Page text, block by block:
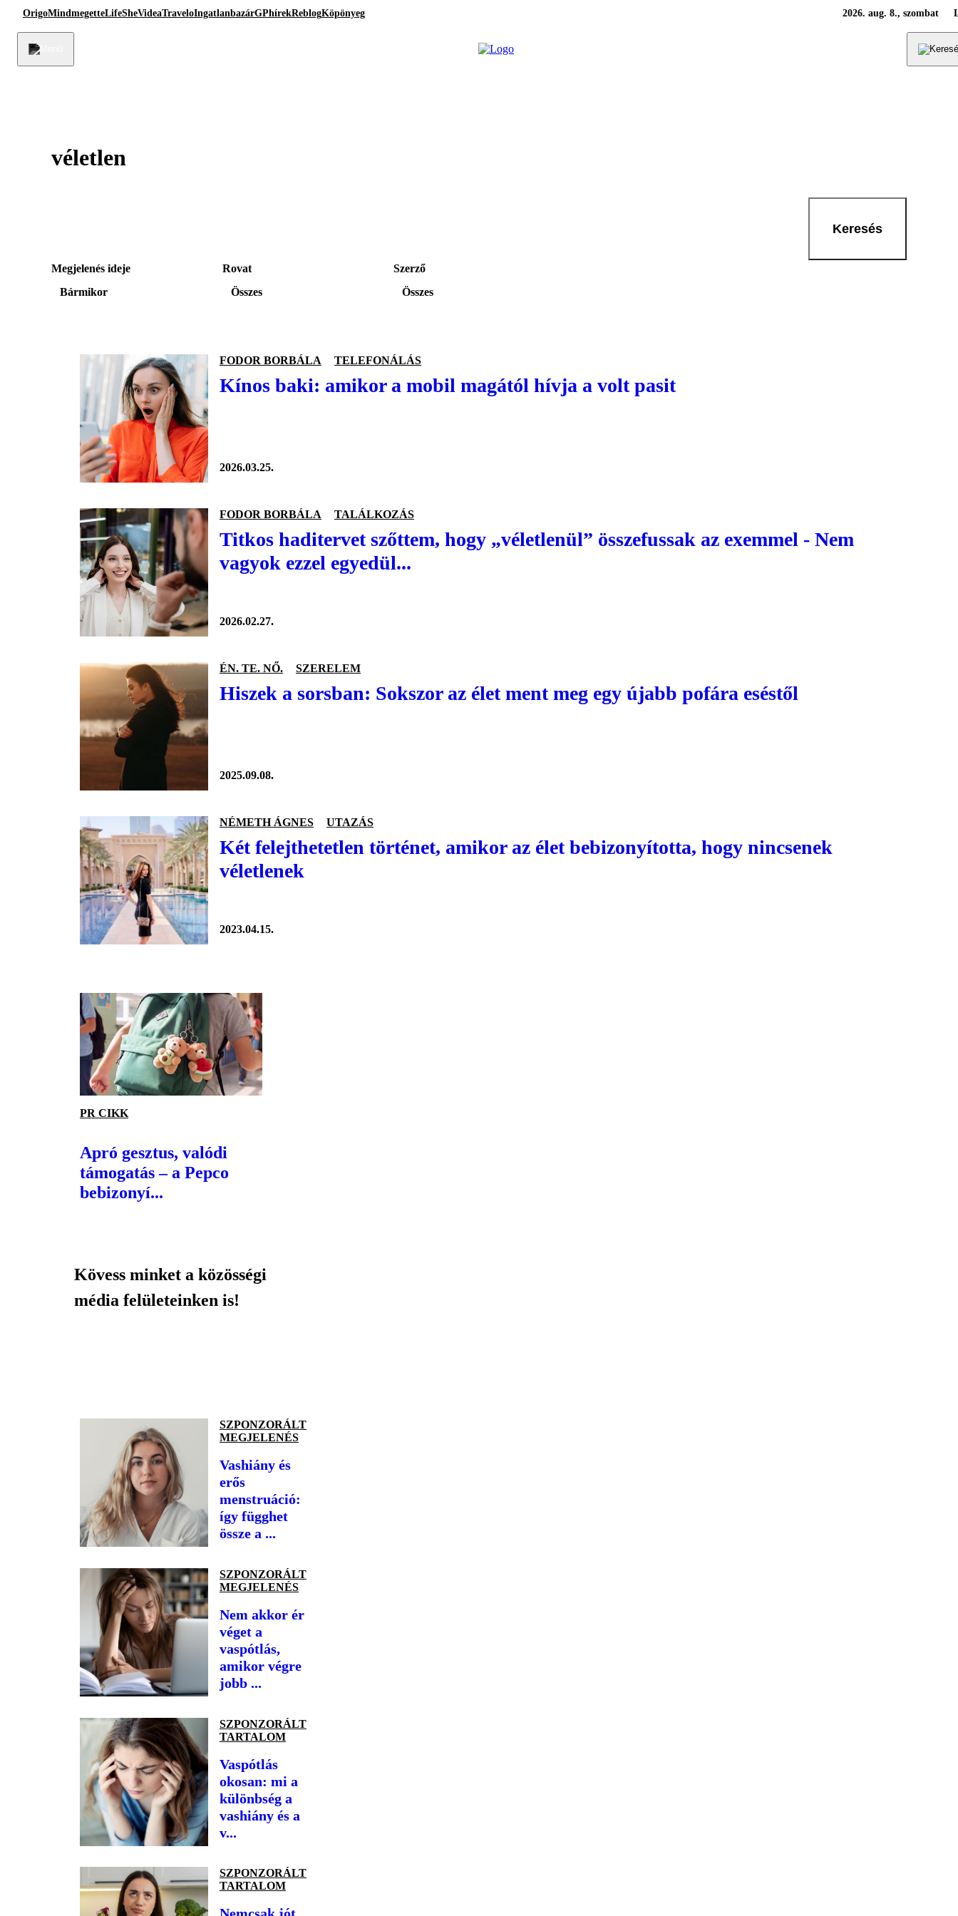
OrigoMindmegetteLifeSheVideaTraveloIngatlanbazárGPhírekReblogKöpönyeg 2026. aug. 8., szombat
véletlen
Keresés
Megjelenés ideje
Bármikor
Rovat
Összes
Szerző
Összes
FODOR BORBÁLA TELEFONÁLÁS
Kínos baki: amikor a mobil magától hívja a volt pasit
2026.03.25.
FODOR BORBÁLA TALÁLKOZÁS
Titkos haditervet szőttem, hogy „véletlenül” összefussak az exemmel - Nem
vagyok ezzel egyedül...
2026.02.27.
ÉN. TE. NŐ. SZERELEM
Hiszek a sorsban: Sokszor az élet ment meg egy újabb pofára eséstől
2025.09.08.
NÉMETH ÁGNES UTAZÁS
Két felejthetetlen történet, amikor az élet bebizonyította, hogy nincsenek
véletlenek
2023.04.15.
PR CIKK
Apró gesztus, valódi
támogatás – a Pepco
bebizonyí...
Kövess minket a közösségi
média felületeinken is!
SZPONZORÁLT
MEGJELENÉS
Vashiány és
erős
menstruáció:
így függhet
össze a ...
SZPONZORÁLT
MEGJELENÉS
Nem akkor ér
véget a
vaspótlás,
amikor végre
jobb ...
SZPONZORÁLT
TARTALOM
Vaspótlás
okosan: mi a
különbség a
vashiány és a
v...
SZPONZORÁLT
TARTALOM